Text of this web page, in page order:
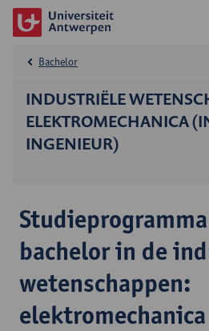
INDUSTRIËLE
ELEKTROMECHANICA
INGENIEUR)
Bachelor
bachelor in de
wetenschappen:
elektromechanica